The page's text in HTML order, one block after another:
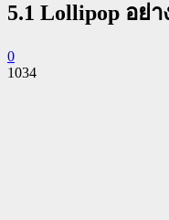
5.1 Lollipop อย่
0
1034